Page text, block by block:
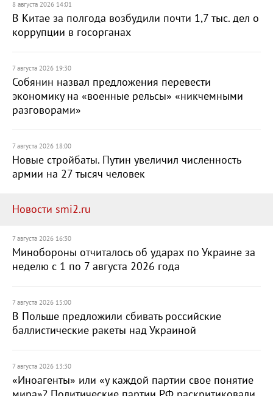
8 августа 2026 14:01
В Китае за полгода возбудили почти 1,7 тыс. дел о
коррупции в госорганах
7 августа 2026 19:30
Собянин назвал предложения перевести
экономику на «военные рельсы» «никчемными
разговорами»
7 августа 2026 18:00
Новые стройбаты. Путин увеличил численность
армии на 27 тысяч человек
Новости smi2.ru
7 августа 2026 16:30
Минобороны отчиталось об ударах по Украине за
неделю с 1 по 7 августа 2026 года
7 августа 2026 15:00
В Польше предложили сбивать российские
баллистические ракеты над Украиной
7 августа 2026 13:30
«Иноагенты» или «у каждой партии свое понятие